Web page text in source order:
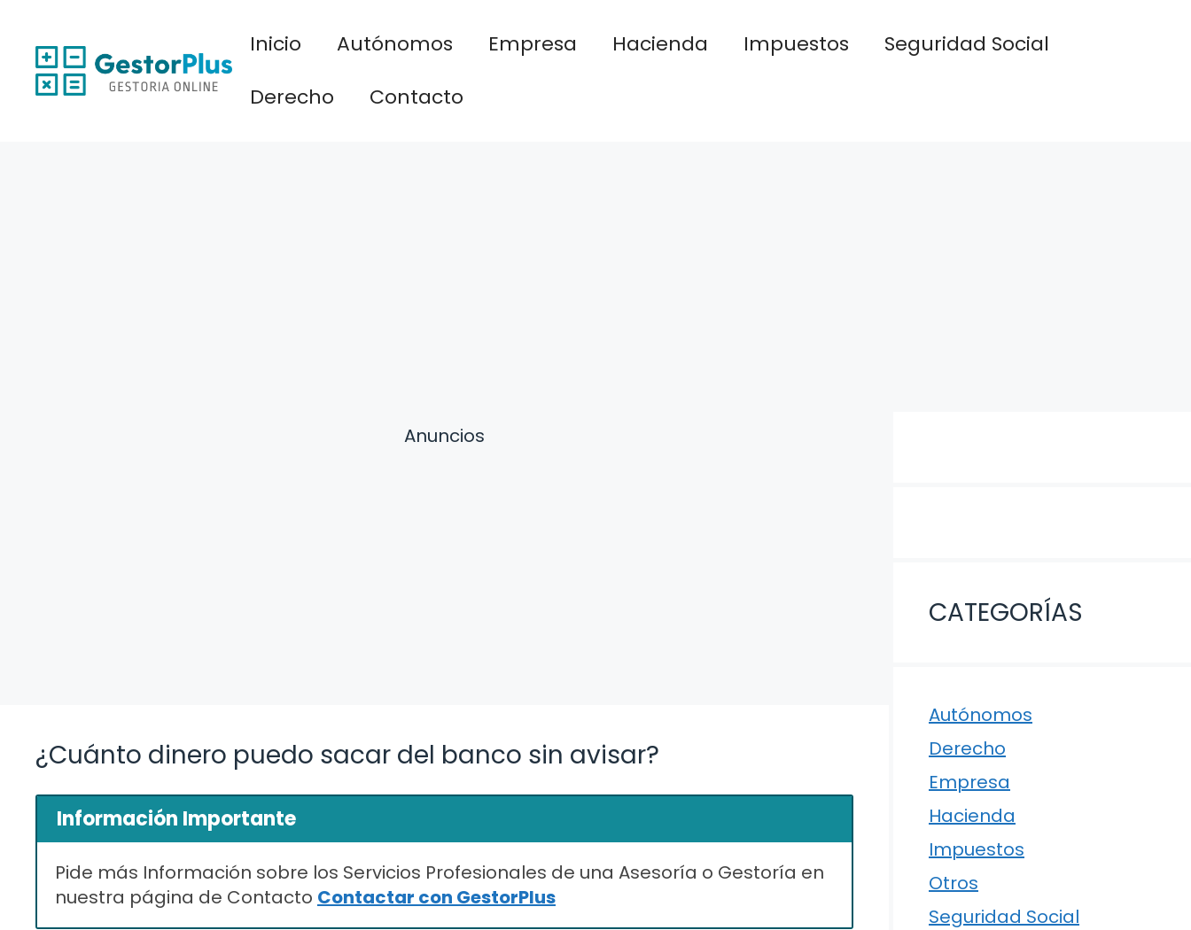
contenido
Inicio Autónomos Empresa Hacienda Impuestos
Seguridad Social
Derecho
Contacto
Anuncios
¿Cuánto dinero puedo sacar del banco sin avisar?
Información Importante
Pide más Información sobre los Servicios Profesionales de una Asesoría o Gestoría en
nuestra página de Contacto Contactar con GestorPlus
CATEGORÍAS
Autónomos
Derecho
Empresa
Hacienda
Impuestos
Otros
Seguridad Social